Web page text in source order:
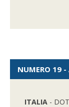
NUMERO 19 -
ITALIA -